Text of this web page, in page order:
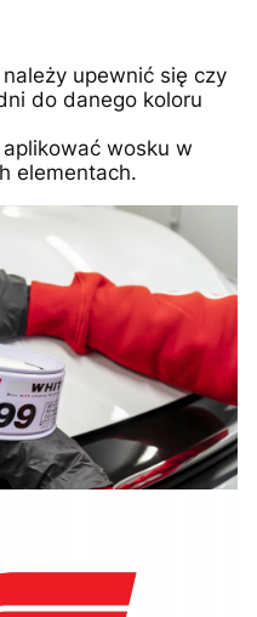
upewnić się czy
do danego koloru
wosku w
elementach.